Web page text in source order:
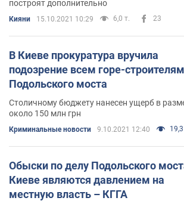
построят дополнительно
Кияни 15.10.2021 10:29 6,0 т. 23
В Киеве прокуратура вручила
подозрение всем горе-строителям
Подольского моста
Столичному бюджету нанесен ущерб в
около 150 млн грн
Криминальные новости 9.10.2021 12:40
Обыски по делу Подольского
Киеве являются давлением на
местную власть – КГГА